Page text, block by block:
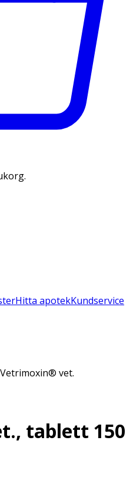
Hitta apotekKundservice
Vetrimoxin® vet.
tablett 150